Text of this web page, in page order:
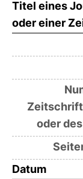
Titel eines
oder einer
oder
Datum